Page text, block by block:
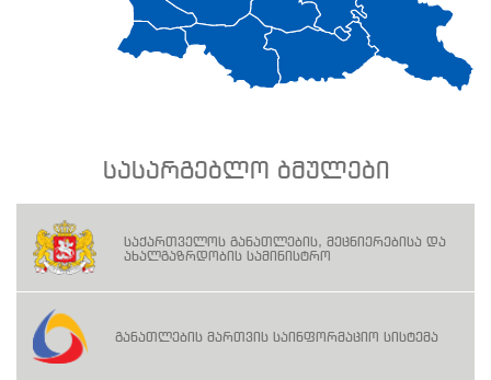
სასარგებლო ბმულები
საქართველოს განათლების, მეცნიერებისა და
ახალგაზრდობის სამინისტრო
განათლების მართვის საინფორმაციო სისტემა